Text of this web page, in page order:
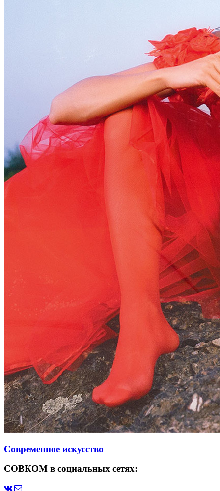
Современное искусство
СОВКОМ в социальных сетях: